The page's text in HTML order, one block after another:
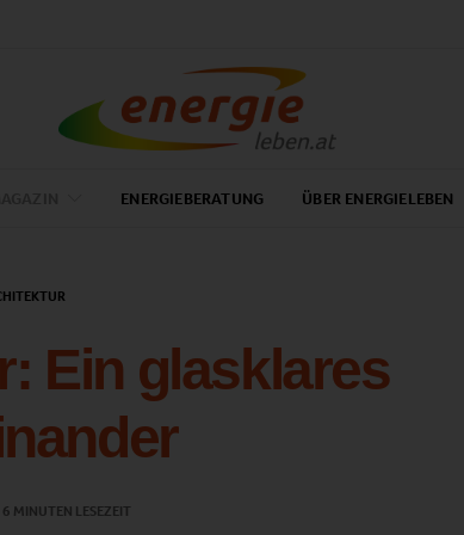
ENERGIEBERATUNG ÜBER ENERGIELEBEN
Ein glasklares
6 MINUTEN LESEZEIT